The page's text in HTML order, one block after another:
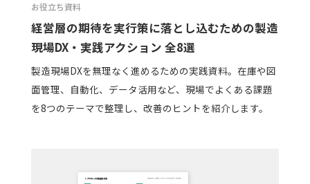
お役立ち資料
経営層の期待を実行策に落とし込むための製造
現場DX・実践アクション 全8選
製造現場DXを無理なく進めるための実践資料。在庫や図
面管理、自動化、データ活用など、現場でよくある課題
を8つのテーマで整理し、改善のヒントを紹介します。